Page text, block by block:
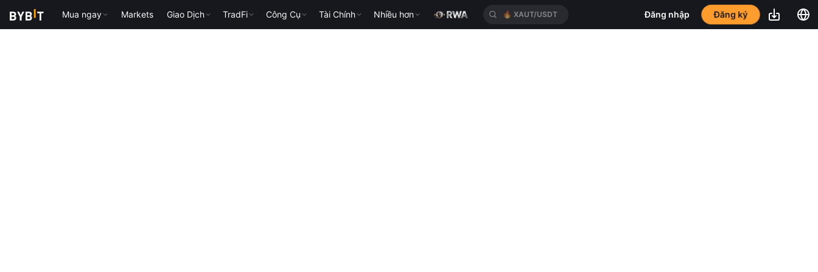
Mua ngay Markets Giao Dịch TradFi Công Cụ Tài Chính Nhiều hơn 🔥 XAUT/USDT Đăng nhập Đăng ký